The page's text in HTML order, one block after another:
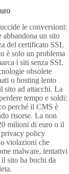
le conversioni:
un sito
del certificato SSL
è solo un problema
i siti senza SSL
obsolete
o hosting lento
sito ad attacchi. La
tempo e soldi:
perché il CMS è
risorse. La non
milioni di euro o il
privacy policy
violazioni che
malware, tentativi
sito ha buchi da